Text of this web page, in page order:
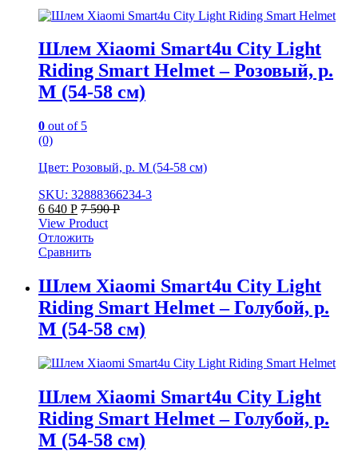
Шлем Xiaomi Smart4u City Light
Riding Smart Helmet – Розовый, р.
M (54-58 см)
0 out of 5
(0)
Цвет: Розовый, р. M (54-58 см)
SKU: 32888366234-3
6 640 Р 7 590Р
View Product
Отложить
Сравнить
Шлем Xiaomi Smart4u City Light
Riding Smart Helmet – Голубой, р.
M (54-58 см)
Шлем Xiaomi Smart4u City Light
Riding Smart Helmet – Голубой, р.
M (54-58 см)